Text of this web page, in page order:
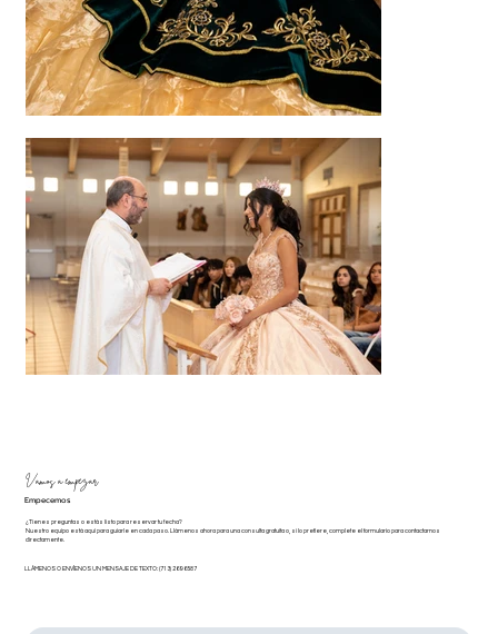
Vamos a empezar
Empecemos
¿Tienes preguntas o estás listo para reservar tu fecha?
Nuestro equipo está aquí para guiarle en cada paso. Llámenos ahora para una consulta gratuita o, si lo prefiere, complete el formulario para contactarnos
directamente.
LLÁMENOS O ENVÍENOS UN MENSAJE DE TEXTO: (713) 269 6587